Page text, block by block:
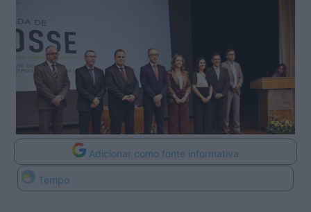
Adicionar como fonte informativa
Tempo